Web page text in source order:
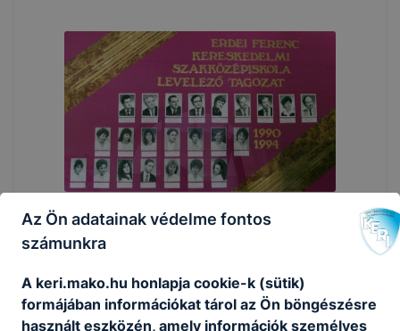
Az Ön adatainak védelme fontos
számunkra
A keri.mako.hu honlapja cookie-k (sütik)
formájában információkat tárol az Ön böngészésre
használt eszközén, amely információk személyes